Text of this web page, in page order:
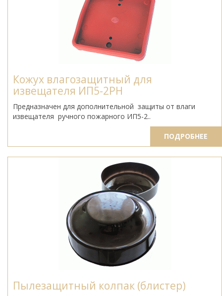
Кожух влагозащитный для
извещателя ИП5-2РН
Предназначен для дополнительной защиты от влаги
извещателя ручного пожарного ИП5-2..
ПОДРОБНЕЕ
Пылезащитный колпак (блистер)